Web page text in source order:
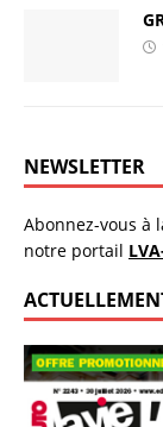
NEWSLETTER
Abonnez-vous à
notre portail